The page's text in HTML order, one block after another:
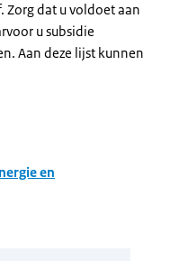
Zorg dat u voldoet aan
u subsidie
Aan deze lijst kunnen
en